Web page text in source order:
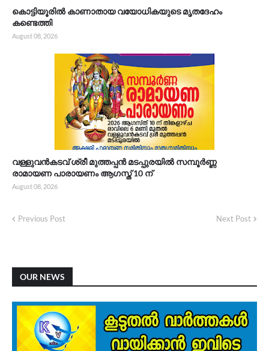
കൊട്ടിയൂരിൽ കാണാതായ വയോധികയുടെ മൃതദേഹം
കണ്ടെത്തി
August 08, 2026
വള്ളുവൻകടവ് ശ്രീ മുത്തപ്പൻ മടപ്പുരയിൽ സമ്പൂർണ്ണ
രാമായണ പാരായണം ആഗസ്ത് 10 ന്
August 08, 2026
Previous Post Next Post
OUR NEWS